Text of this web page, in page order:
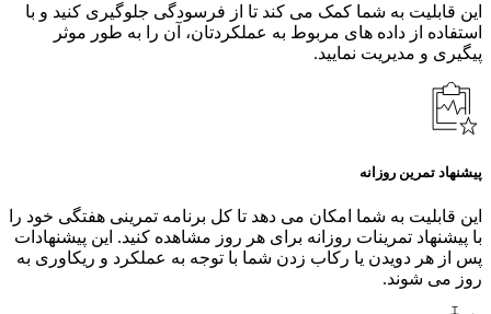
این قابلیت به شما کمک می کند تا از فرسودگی جلوگیری کنید و با
استفاده از داده های مربوط به عملکردتان، آن را به طور موثر
پیگیری و مدیریت نمایید.
پیشنهاد تمرین روزانه
این قابلیت به شما امکان می دهد تا کل برنامه تمرینی هفتگی خود را
با پیشنهاد تمرینات روزانه برای هر روز مشاهده کنید. این پیشنهادات
پس از هر دویدن یا رکاب زدن شما با توجه به عملکرد و ریکاوری به
روز می شوند.